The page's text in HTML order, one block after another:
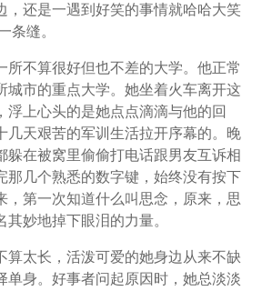
，还是一遇到好笑的事情就哈哈大笑
条缝。
所不算很好但也不差的大学。他正常
城市的重点大学。她坐着火车离开这
浮上心头的是她点点滴滴与他的回
几天艰苦的军训生活拉开序幕的。晚
躲在被窝里偷偷打电话跟男友互诉相
那几个熟悉的数字键，始终没有按下
，第一次知道什么叫 思念 ，原来，思
其妙地掉下眼泪的力量。
算太长，活泼可爱的她身边从来不缺
单身。好事者问起原因时，她总淡淡